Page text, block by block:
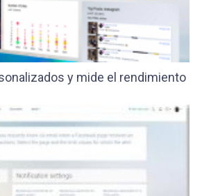
y mide el rendimiento